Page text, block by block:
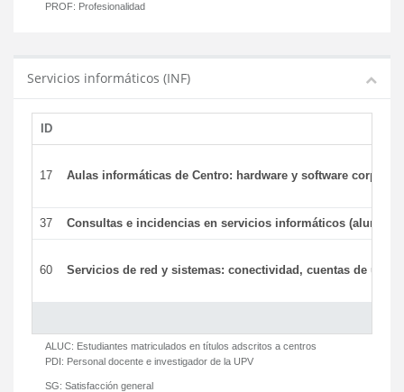
PROF: Profesionalidad
Servicios informáticos (INF)
ID
17 Aulas informáticas de Centro: hardware y software
37 Consultas e incidencias en servicios informáticos (alumnos)
60 Servicios de red y sistemas: conectividad, cuentas de
ALUC: Estudiantes matriculados en títulos adscritos a centros
PDI: Personal docente e investigador de la UPV
SG: Satisfacción general